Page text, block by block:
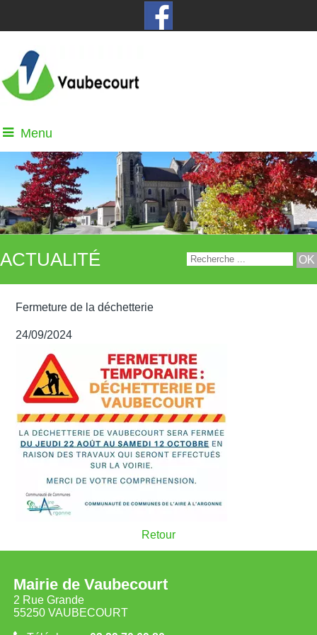
Menu
ACTUALITÉ
Fermeture de la déchetterie
24/09/2024
Retour
Mairie de Vaubecourt
2 Rue Grande
55250 VAUBECOURT